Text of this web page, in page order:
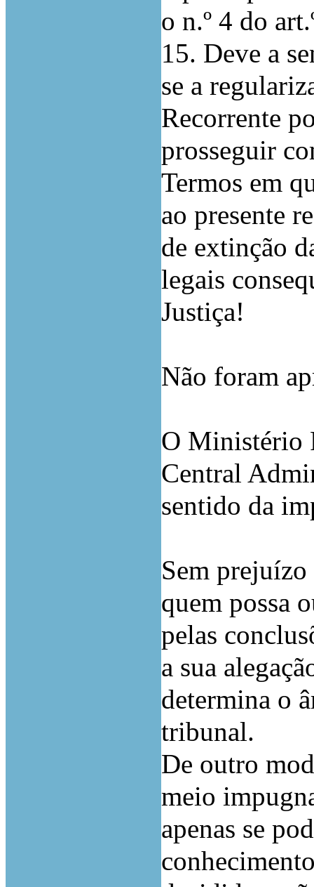
o n.º 4 do
15. Deve a
se a
Recorrente
prosseguir
Termos em
ao presente
de extinção
legais
Justiça!
Não foram
O Ministério
Central
sentido da
Sem
quem possa
pelas
a sua
determina o
tribunal.
De outro
meio
apenas se